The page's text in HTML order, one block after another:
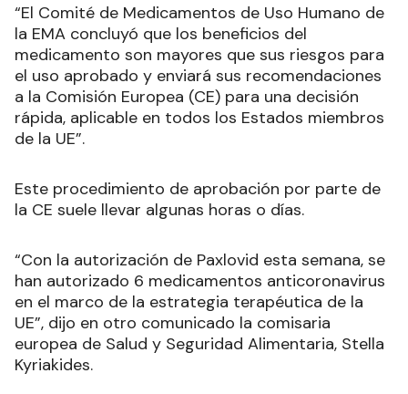
“El Comité de Medicamentos de Uso Humano de
la EMA concluyó que los beneficios del
medicamento son mayores que sus riesgos para
el uso aprobado y enviará sus recomendaciones
a la Comisión Europea (CE) para una decisión
rápida, aplicable en todos los Estados miembros
de la UE”.
Este procedimiento de aprobación por parte de
la CE suele llevar algunas horas o días.
“Con la autorización de Paxlovid esta semana, se
han autorizado 6 medicamentos anticoronavirus
en el marco de la estrategia terapéutica de la
UE”, dijo en otro comunicado la comisaria
europea de Salud y Seguridad Alimentaria, Stella
Kyriakides.